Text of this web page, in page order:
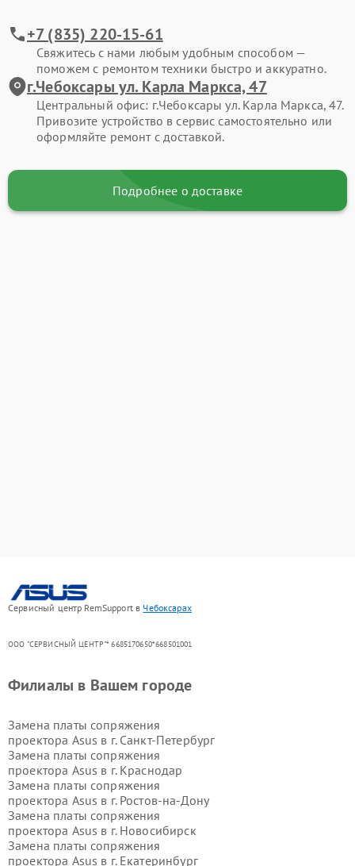
+7 (835) 220-15-61
Свяжитесь с нами любым удобным способом —
поможем с ремонтом техники быстро и аккуратно.
г.Чебоксары ул. Карла Маркса, 47
Центральный офис: г.Чебоксары ул. Карла Маркса, 47.
Привозите устройство в сервис самостоятельно или
оформляйте ремонт с доставкой.
Подробнее о доставке
Сервисный центр RemSupport вЧебоксарах
ООО "СЕРВИСНЫЙ ЦЕНТР"* 6685170650*668501001
Филиалы в Вашем городе
Замена платы сопряжения
проектора Asus в г. Санкт-Петербург
Замена платы сопряжения
проектора Asus в г. Краснодар
Замена платы сопряжения
проектора Asus в г. Ростов-на-Дону
Замена платы сопряжения
проектора Asus в г. Новосибирск
Замена платы сопряжения
проектора Asus в г. Екатеринбург